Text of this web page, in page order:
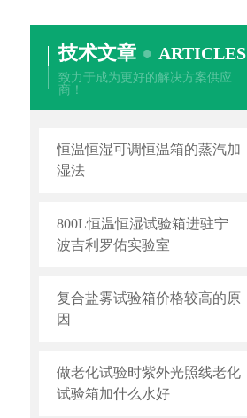
技术文章 ARTICLES
致力于成为更好的解决方案供应
商！
恒温恒湿可调恒温箱的蒸汽加
湿法
800L恒温恒湿试验箱进驻宁
波吉利罗佑实验室
复合盐雾试验箱价格较高的原
因
做老化试验时紫外光照线老化
试验箱加什么水好